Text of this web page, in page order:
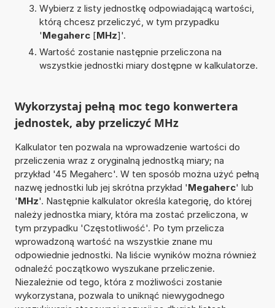
Wybierz z listy jednostkę odpowiadającą wartości,
którą chcesz przeliczyć, w tym przypadku
'Megaherc[MHz]'.
Wartość zostanie następnie przeliczona na
wszystkie jednostki miary dostępne w kalkulatorze.
Wykorzystaj pełną moc tego konwertera
jednostek, aby przeliczyć MHz
Kalkulator ten pozwala na wprowadzenie wartości do
przeliczenia wraz z oryginalną jednostką miary; na
przykład '45 Megaherc'. W ten sposób można użyć pełną
nazwę jednostki lub jej skrótna przykład 'Megaherc' lub
'MHz'. Następnie kalkulator określa kategorię, do której
należy jednostka miary, która ma zostać przeliczona, w
tym przypadku 'Częstotliwość'. Po tym przelicza
wprowadzoną wartość na wszystkie znane mu
odpowiednie jednostki. Na liście wyników można również
odnaleźć początkowo wyszukane przeliczenie.
Niezależnie od tego, która z możliwości zostanie
wykorzystana, pozwala to uniknąć niewygodnego